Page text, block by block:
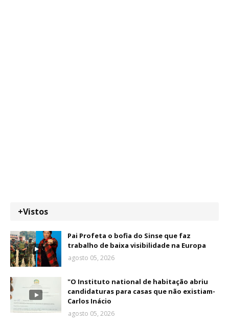
+Vistos
Pai Profeta o bofia do Sinse que faz
trabalho de baixa visibilidade na Europa
agosto 05, 2026
"O Instituto national de habitação abriu
candidaturas para casas que não existiam-
Carlos Inácio
agosto 05, 2026